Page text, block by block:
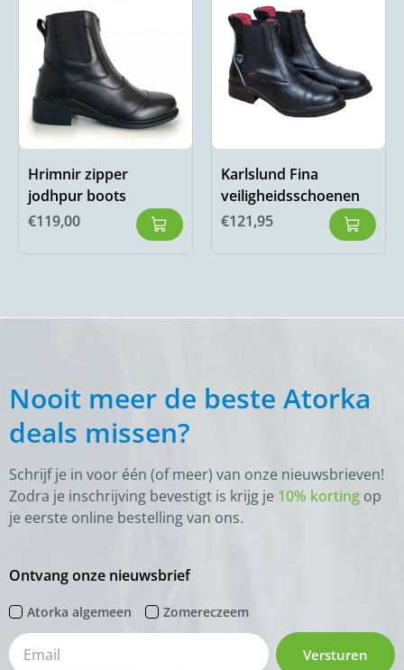
Hrimnir zipper
jodhpur boots
€119,00
Karlslund Fina
veiligheidsschoenen
€121,95
Nooit meer de beste Atorka
deals missen?
Schrijf je in voor één (of meer) van onze nieuwsbrieven!
Zodra je inschrijving bevestigt is krijg je 10% korting op
je eerste online bestelling van ons.
Ontvang onze nieuwsbrief
Atorka algemeen Zomereczeem
Versturen